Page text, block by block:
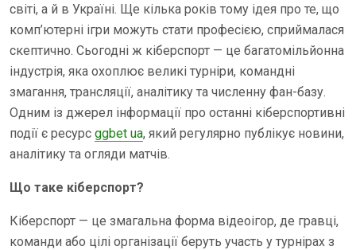
світі, а й в Україні. Ще кілька років тому ідея про те, що
комп’ютерні ігри можуть стати професією, сприймалася
скептично. Сьогодні ж кіберспорт — це багатомільйонна
індустрія, яка охоплює великі турніри, командні
змагання, трансляції, аналітику та численну фан-базу.
Одним із джерел інформації про останні кіберспортивні
події є ресурс ggbet ua, який регулярно публікує новини,
аналітику та огляди матчів.
Що таке кіберспорт?
Кіберспорт — це змагальна форма відеоігор, де гравці,
команди або цілі організації беруть участь у турнірах з